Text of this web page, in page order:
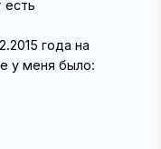
есть
года на
у меня было: